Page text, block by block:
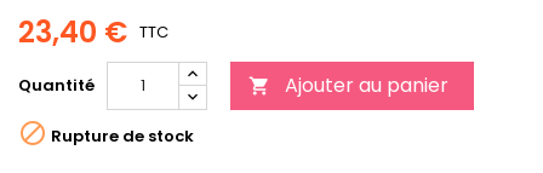
23,40 € TTC
Quantité  Ajouter au panier
 Rupture de stock